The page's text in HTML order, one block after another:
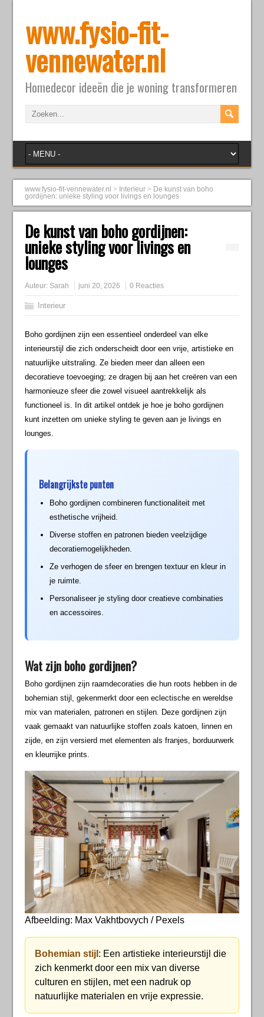
www.fysio-fit-
vennewater.nl
Homedecor ideeën die je woning transformeren
www.fysio-fit-vennewater.nl > Interieur > De kunst van boho
gordijnen: unieke styling voor livings en lounges
De kunst van boho gordijnen:
unieke styling voor livings en
lounges
Auteur: Sarah juni 20, 2026 0 Reacties
Interieur
Boho gordijnen zijn een essentieel onderdeel van elke
interieurstijl die zich onderscheidt door een vrije, artistieke en
natuurlijke uitstraling. Ze bieden meer dan alleen een
decoratieve toevoeging; ze dragen bij aan het creëren van een
harmonieuze sfeer die zowel visueel aantrekkelijk als
functioneel is. In dit artikel ontdek je hoe je boho gordijnen
kunt inzetten om unieke styling te geven aan je livings en
lounges.
Belangrijkste punten
Boho gordijnen combineren functionaliteit met
esthetische vrijheid.
Diverse stoffen en patronen bieden veelzijdige
decoratiemogelijkheden.
Ze verhogen de sfeer en brengen textuur en kleur in
je ruimte.
Personaliseer je styling door creatieve combinaties
en accessoires.
Wat zijn boho gordijnen?
Boho gordijnen zijn raamdecoraties die hun roots hebben in de
bohemian stijl, gekenmerkt door een eclectische en wereldse
mix van materialen, patronen en stijlen. Deze gordijnen zijn
vaak gemaakt van natuurlijke stoffen zoals katoen, linnen en
zijde, en zijn versierd met elementen als franjes, borduurwerk
en kleurrijke prints.
Afbeelding: Max Vakhtbovych / Pexels
Bohemian stijl : Een artistieke interieurstijl die
zich kenmerkt door een mix van diverse
culturen en stijlen, met een nadruk op
natuurlijke materialen en vrije expressie.